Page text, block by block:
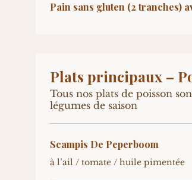
Pain sans gluten (2 tranches)
Plats principaux –
Tous nos plats de poisson
légumes de saison
Scampis De Peperboom
à l’ail / tomate / huile pimentée